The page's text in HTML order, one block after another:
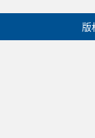
版